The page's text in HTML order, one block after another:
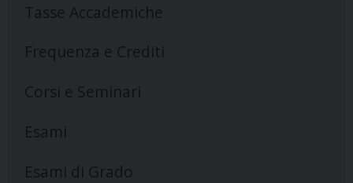
Tasse Accademiche
Frequenza e Crediti
Corsi e Seminari
Esami
Esami di Grado